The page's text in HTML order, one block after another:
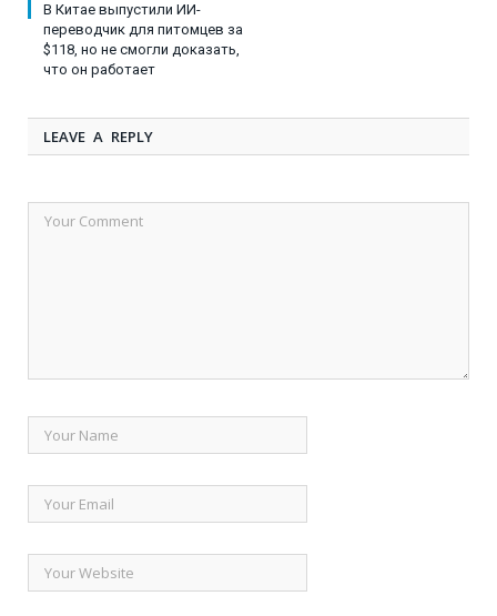
В Китае выпустили ИИ-
переводчик для питомцев за
$118, но не смогли доказать,
что он работает
LEAVE A REPLY